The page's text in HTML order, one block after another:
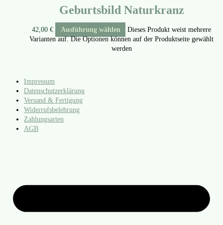
Geburtsbild Naturkranz
42,00 € Ausführung wählen
Dieses Produkt weist mehrere
Varianten auf. Die Optionen können auf der Produktseite gewählt
werden
Impressum
Datenschutzerklärung
Versand & Fertigung
Widerrufsbelehrung
Zahlungsarten
AGB